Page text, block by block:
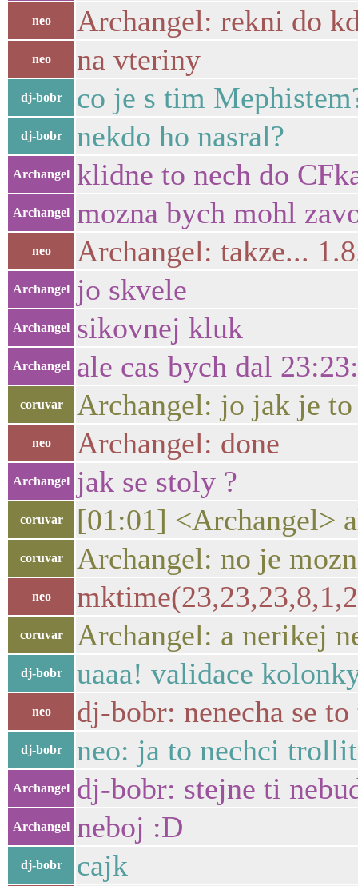
neo Archangel: rekni do
neo na vteriny
dj-bobr co je s tim
dj-bobr nekdo ho nasral?
Archangel klidne to nech do
Archangel mozna bych mohl
neo Archangel: takze...
Archangel jo skvele
Archangel sikovnej kluk
Archangel ale cas bych dal
coruvar Archangel: jo jak je
neo Archangel: done
Archangel jak se stoly ?
coruvar [01:01] <Archangel>
coruvar Archangel: no je
neo
coruvar Archangel: a nerikej
dj-bobr uaaa! validace
neo dj-bobr: nenecha se
dj-bobr neo: ja to nechci
Archangel dj-bobr: stejne ti
Archangel neboj :D
dj-bobr cajk